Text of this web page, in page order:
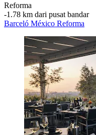
Reforma
‐1.78 km dari pusat bandar
Barceló México Reforma